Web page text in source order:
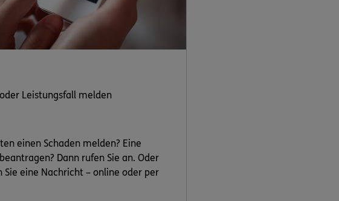
Leistungsfall melden
einen Schaden melden? Eine
Dann rufen Sie an. Oder
Sie eine Nachricht – online oder per